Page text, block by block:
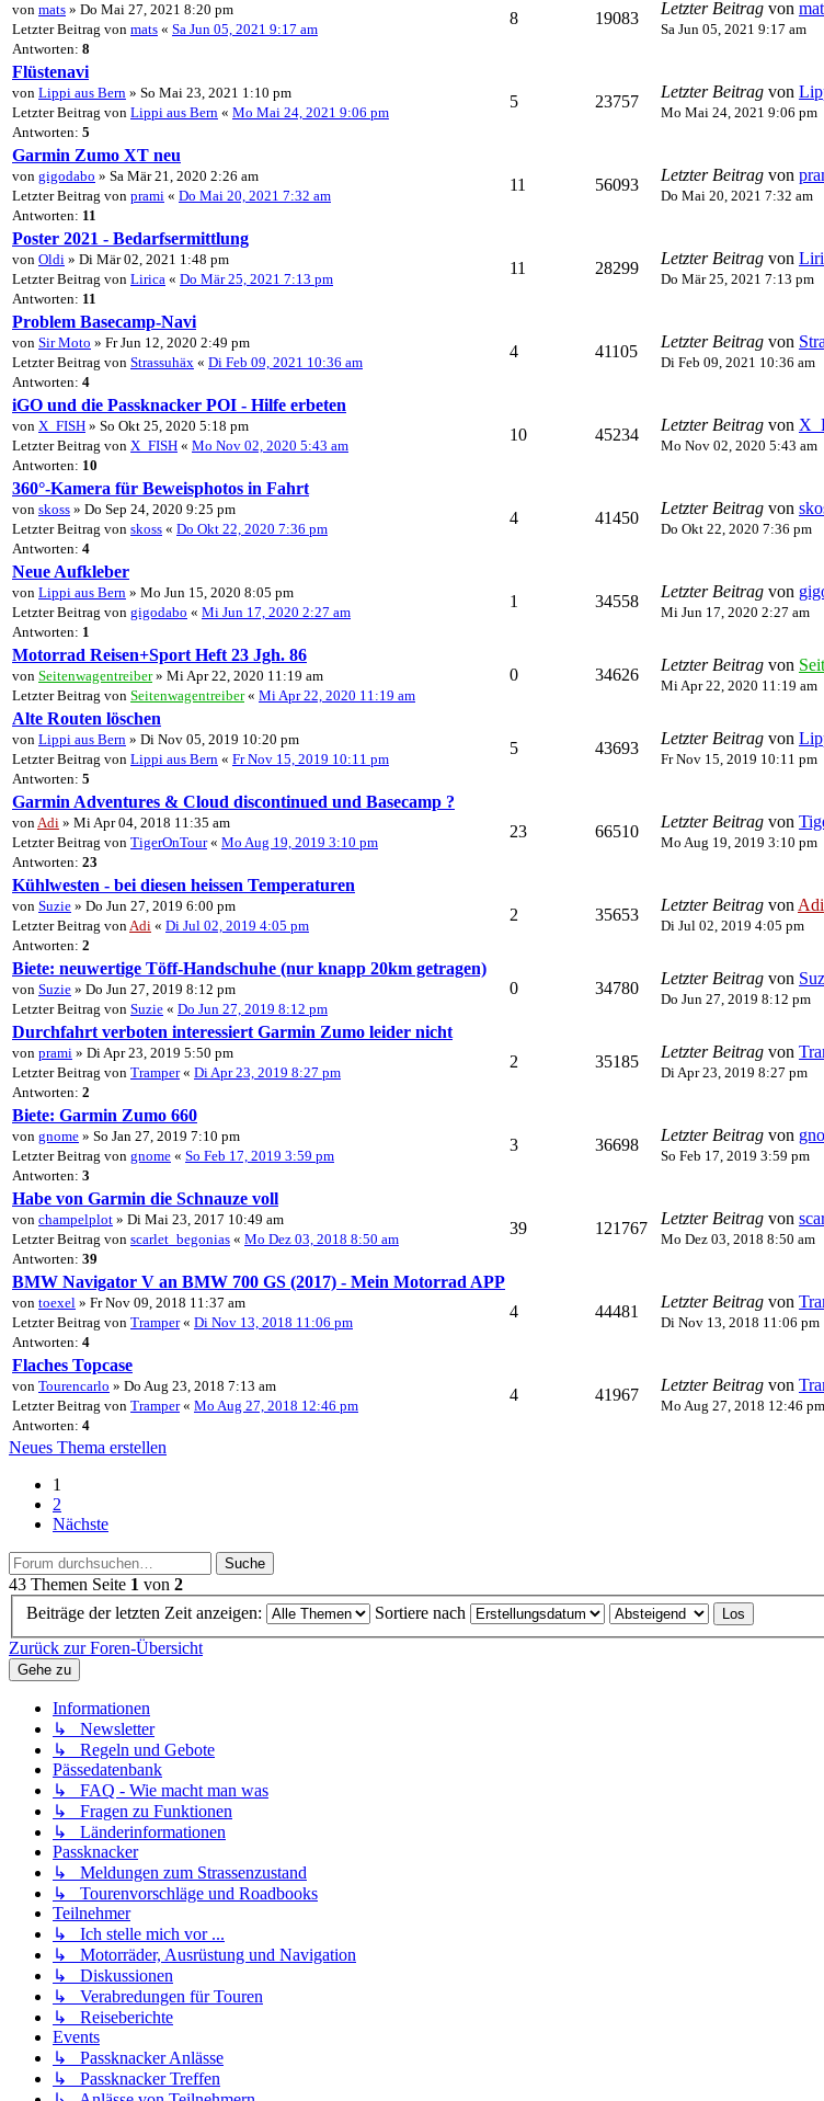
von mats » Do Mai 27, 2021 8:20 pm
Letzter Beitrag von mats « Sa Jun 05, 2021 9:17 am
Antworten: 8
8 19083
Letzter Beitrag von
Sa Jun 05, 2021 9:17 am
Flüstenavi
von Lippi aus Bern » So Mai 23, 2021 1:10 pm
Letzter Beitrag von Lippi aus Bern « Mo Mai 24, 2021 9:06 pm
Antworten: 5
5 23757
Letzter Beitrag von
Mo Mai 24, 2021 9:06 pm
Garmin Zumo XT neu
von gigodabo » Sa Mär 21, 2020 2:26 am
Letzter Beitrag von prami « Do Mai 20, 2021 7:32 am
Antworten: 11
11 56093
Letzter Beitrag von
Do Mai 20, 2021 7:32 am
Poster 2021 - Bedarfsermittlung
von Oldi » Di Mär 02, 2021 1:48 pm
Letzter Beitrag von Lirica « Do Mär 25, 2021 7:13 pm
Antworten: 11
11 28299
Letzter Beitrag von
Do Mär 25, 2021 7:13 pm
Problem Basecamp-Navi
von Sir Moto » Fr Jun 12, 2020 2:49 pm
Letzter Beitrag von Strassuhäx « Di Feb 09, 2021 10:36 am
Antworten: 4
4 41105
Letzter Beitrag von
Di Feb 09, 2021 10:36 am
iGO und die Passknacker POI - Hilfe erbeten
von X_FISH » So Okt 25, 2020 5:18 pm
Letzter Beitrag von X_FISH « Mo Nov 02, 2020 5:43 am
Antworten: 10
10 45234
Letzter Beitrag von
Mo Nov 02, 2020 5:43 am
360°-Kamera für Beweisphotos in Fahrt
von skoss » Do Sep 24, 2020 9:25 pm
Letzter Beitrag von skoss « Do Okt 22, 2020 7:36 pm
Antworten: 4
4 41450
Letzter Beitrag von
Do Okt 22, 2020 7:36 pm
Neue Aufkleber
von Lippi aus Bern » Mo Jun 15, 2020 8:05 pm
Letzter Beitrag von gigodabo « Mi Jun 17, 2020 2:27 am
Antworten: 1
1 34558
Letzter Beitrag von
Mi Jun 17, 2020 2:27 am
Motorrad Reisen+Sport Heft 23 Jgh. 86
von Seitenwagentreiber» Mi Apr 22, 2020 11:19 am
Letzter Beitrag von Seitenwagentreiber« Mi Apr 22, 2020 11:19 am
0 34626
Letzter Beitrag von
Mi Apr 22, 2020 11:19 am
Alte Routen löschen
von Lippi aus Bern » Di Nov 05, 2019 10:20 pm
Letzter Beitrag von Lippi aus Bern « Fr Nov 15, 2019 10:11 pm
Antworten: 5
5 43693
Letzter Beitrag von
Fr Nov 15, 2019 10:11 pm
Garmin Adventures & Cloud discontinued und Basecamp ?
von Adi » Mi Apr 04, 2018 11:35 am
Letzter Beitrag von TigerOnTour« Mo Aug 19, 2019 3:10 pm
Antworten: 23
23 66510
Letzter Beitrag von
Mo Aug 19, 2019 3:10 pm
Kühlwesten - bei diesen heissen Temperaturen
von Suzie » Do Jun 27, 2019 6:00 pm
Letzter Beitrag von Adi « Di Jul 02, 2019 4:05 pm
Antworten: 2
2 35653
Letzter Beitrag von Adi
Di Jul 02, 2019 4:05 pm
Biete: neuwertige Töff-Handschuhe (nur knapp 20km getragen)
von Suzie » Do Jun 27, 2019 8:12 pm
Letzter Beitrag von Suzie « Do Jun 27, 2019 8:12 pm
0 34780
Letzter Beitrag von
Do Jun 27, 2019 8:12 pm
Durchfahrt verboten interessiert Garmin Zumo leider nicht
von prami » Di Apr 23, 2019 5:50 pm
Letzter Beitrag von Tramper« Di Apr 23, 2019 8:27 pm
Antworten: 2
2 35185
Letzter Beitrag von
Di Apr 23, 2019 8:27 pm
Biete: Garmin Zumo 660
von gnome » So Jan 27, 2019 7:10 pm
Letzter Beitrag von gnome « So Feb 17, 2019 3:59 pm
Antworten: 3
3 36698
Letzter Beitrag von
So Feb 17, 2019 3:59 pm
Habe von Garmin die Schnauze voll
von champelplot » Di Mai 23, 2017 10:49 am
Letzter Beitrag von scarlet_begonias « Mo Dez 03, 2018 8:50 am
Antworten: 39
39 121767
Letzter Beitrag von
Mo Dez 03, 2018 8:50 am
BMW Navigator V an BMW 700 GS (2017) - Mein Motorrad APP
von toexel » Fr Nov 09, 2018 11:37 am
Letzter Beitrag von Tramper« Di Nov 13, 2018 11:06 pm
Antworten: 4
4 44481
Letzter Beitrag von
Di Nov 13, 2018 11:06 pm
Flaches Topcase
von Tourencarlo » Do Aug 23, 2018 7:13 am
Letzter Beitrag von Tramper« Mo Aug 27, 2018 12:46 pm
Antworten: 4
4 41967
Letzter Beitrag von
Mo Aug 27, 2018 12:46 pm
Neues Thema erstellen
1
2
Nächste
Suche
43 Themen Seite 1 von 2
Beiträge der letzten Zeit anzeigen:
Sortiere nach
Zurück zur Foren-Übersicht
Gehe zu
Informationen
↳ Newsletter
↳ Regeln und Gebote
Pässedatenbank
↳ FAQ - Wie macht man was
↳ Fragen zu Funktionen
↳ Länderinformationen
Passknacker
↳ Meldungen zum Strassenzustand
↳ Tourenvorschläge und Roadbooks
Teilnehmer
↳ Ich stelle mich vor ...
↳ Motorräder, Ausrüstung und Navigation
↳ Diskussionen
↳ Verabredungen für Touren
↳ Reiseberichte
Events
↳ Passknacker Anlässe
↳ Passknacker Treffen